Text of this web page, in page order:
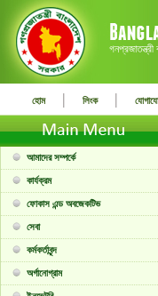
গনপ্রজাতন্ত্রী
হোম | লিংক |
আমাদের সম্পর্কে
কার্যক্রম
ফোকাস এন্ড অবজেকটিভ
সেবা
কর্মকর্তাবৃন্দ
অর্গানোগ্রাম